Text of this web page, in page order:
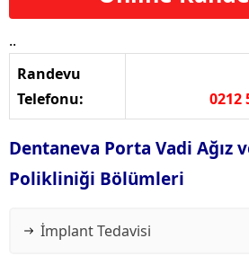
..
Randevu
Telefonu:
0212
Dentaneva Porta Vadi Ağız
Polikliniği Bölümleri
İmplant Tedavisi